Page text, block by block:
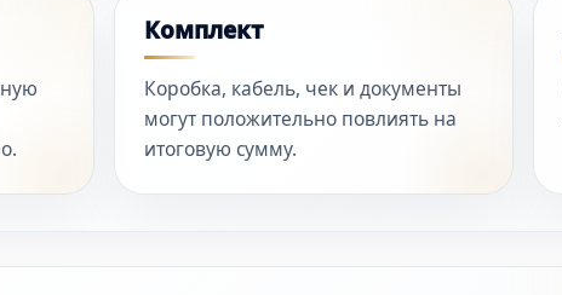
Комплект
Коробка, кабель, чек и документы
могут положительно повлиять на
итоговую сумму.